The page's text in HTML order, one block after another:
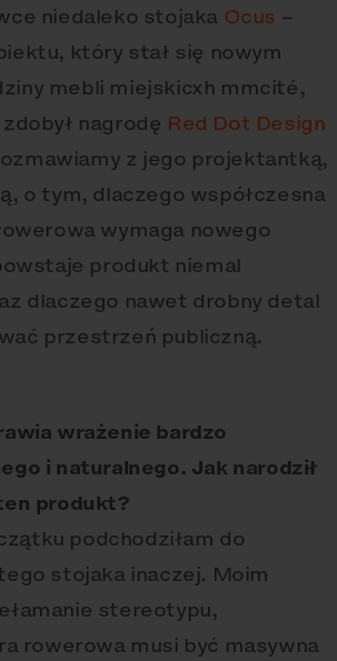
niedaleko stojaka Ocus –
który stał się nowym
mebli miejskicxh mmcité,
nagrodę Red Dot Design
z jego projektantką,
o tym, dlaczego współczesna
wymaga nowego
produkt niemal
dlaczego nawet drobny detal
przestrzeń publiczną.
wrażenie bardzo
i naturalnego. Jak narodził
produkt?
podchodziłam do
stojaka inaczej. Moim
stereotypu,
rowerowa musi być masywna